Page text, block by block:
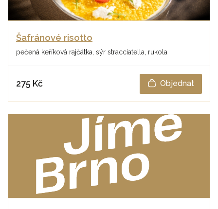
Šafránové risotto
pečená keříková rajčátka, sýr stracciatella, rukola
275 Kč Objednat